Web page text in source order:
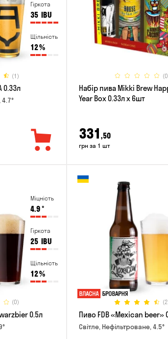
Гіркота
35 IBU
Щільність
12%
(1)
0.33л
Набір пива Mikki Brew
Year Box 0.33л x 6шт
331 ,50
грн за 1 шт
Міцність
4.9°
Гіркота
25 IBU
Щільність
12%
(0)
0.5л Пиво FDB «Mexican beer»
Світле, Нефільтроване, 4.5°